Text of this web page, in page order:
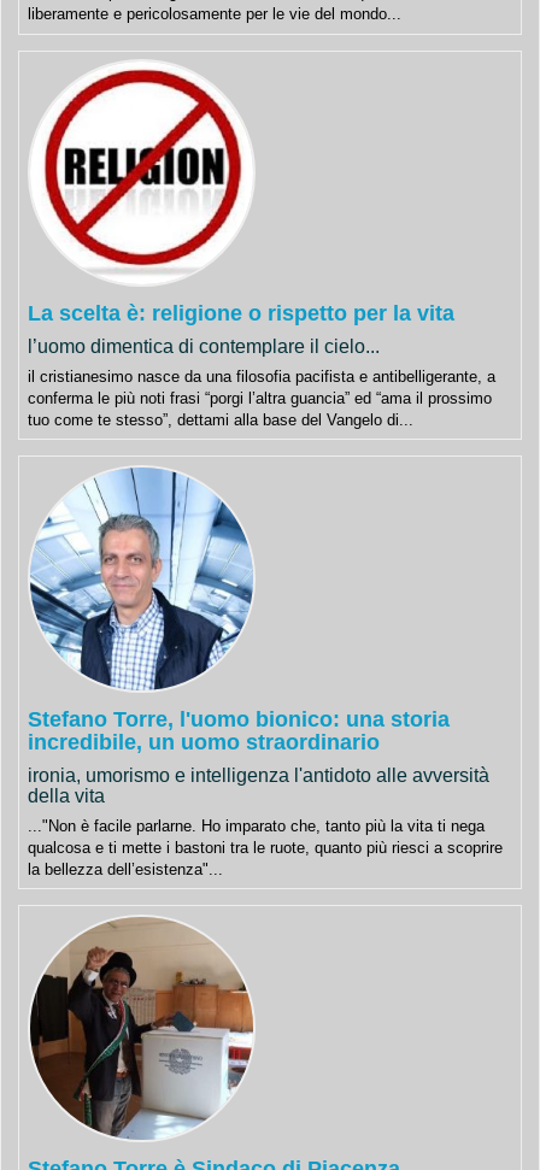
liberamente e pericolosamente per le vie del mondo...
La scelta è: religione o rispetto per la vita
l’uomo dimentica di contemplare il cielo...
il cristianesimo nasce da una filosofia pacifista e antibelligerante, a
conferma le più noti frasi “porgi l’altra guancia” ed “ama il prossimo
tuo come te stesso”, dettami alla base del Vangelo di...
Stefano Torre, l'uomo bionico: una storia
incredibile, un uomo straordinario
ironia, umorismo e intelligenza l'antidoto alle avversità
della vita
..."Non è facile parlarne. Ho imparato che, tanto più la vita ti nega
qualcosa e ti mette i bastoni tra le ruote, quanto più riesci a scoprire
la bellezza dell’esistenza"...